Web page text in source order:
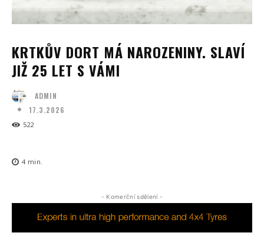
KRTKŮV DORT MÁ NAROZENINY. SLAVÍ
JIŽ 25 LET S VÁMI
ADMIN
17.3.2026
522
4 min.
- Komerční sdělení -